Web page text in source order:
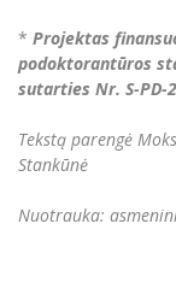
* Projektas
podoktorantūros
sutarties Nr. S-PD-
Tekstą parengė
Stankūnė
Nuotrauka: